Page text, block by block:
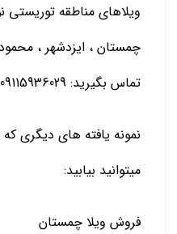
ویلاهای مناطقه توریستی
چمستان ، ایزدشهر ،
تماس بگیرید: 09115936029 فرزین فلاح
نمونه یافته های دیگری
میتوانید بیابید:
فروش ویلا چمستان